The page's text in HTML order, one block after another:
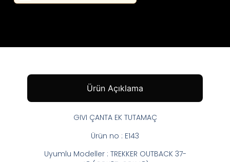
Ürün Açıklama
GIVI ÇANTA EK TUTAMAÇ
Ürün no : E143
Uyumlu Modeller : TREKKER OUTBACK 37-